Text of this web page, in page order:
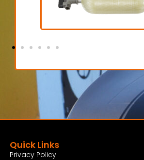
Fresh air
€ 1.200,00 excl. BTW
Bekijk Product
Quick Links
Privacy Policy